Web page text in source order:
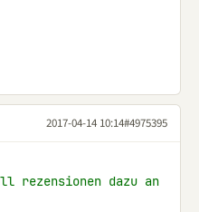
2017-04-14 10:14#4975395
rezensionen dazu an